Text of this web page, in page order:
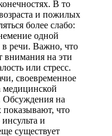
В то
и пожилых
более слабо:
одной
в речи. Важно, что
на эти
или стресс.
своевременное
медицинской
Обсуждения на
показывают, что
и
существует